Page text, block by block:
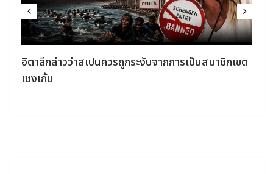
อิตาลีกล่าวว่าสเปนควรถูกระงับจากการเป็นสมาชิกเขต
เชงเก้น